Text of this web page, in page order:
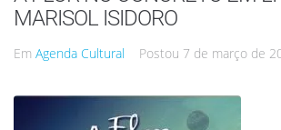
MARISOL ISIDORO
Em Agenda Cultural Postou 7 de março de